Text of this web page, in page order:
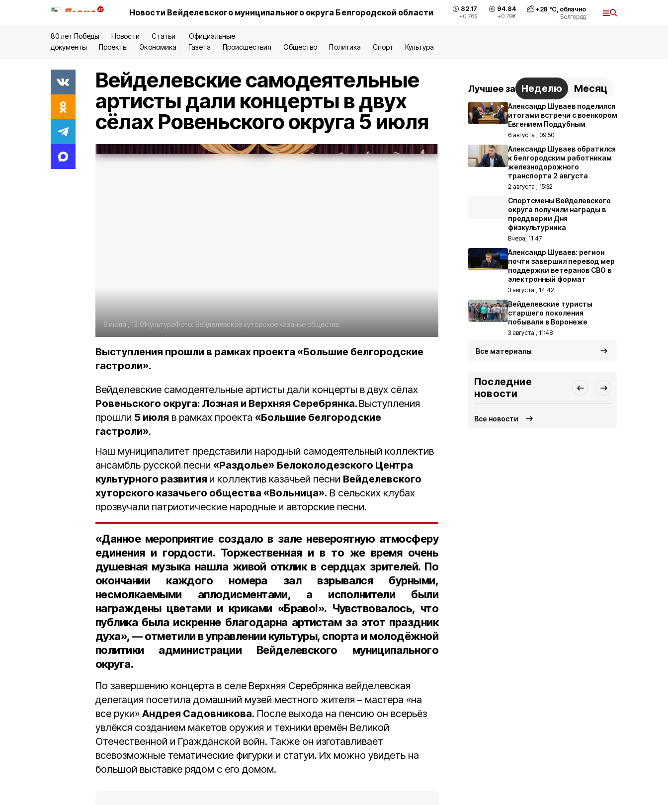
Новости Вейделевского муниципального округа Белгородской области 82.17
+0.76$
94.84
+0.78€
+28 °С, облачно
Белгород
80 лет Победы Новости Статьи
Официальные
документы
Проекты Экономика Газета Происшествия Общество Политика Спорт Культура
Вейделевские самодеятельные
артисты дали концерты в двух
сёлах Ровеньского округа 5 июля
6 июля , 13:01КультураФото: Вейделевское хуторское казачье общество
Выступления прошли в рамках проекта «Большие белгородские
гастроли».
Вейделевские самодеятельные артисты дали концерты в двух сёлах
Ровеньского округа: Лозная и Верхняя Серебрянка. Выступления
прошли 5 июля в рамках проекта «Большие белгородские
гастроли».
Наш муниципалитет представили народный самодеятельный коллектив
ансамбль русской песни «Раздолье» Белоколодезского Центра
культурного развития и коллектив казачьей песни Вейделевского
хуторского казачьего общества «Вольница». В сельских клубах
прозвучали патриотические народные и авторские песни.
«Данное мероприятие создало в зале невероятную атмосферу
единения и гордости. Торжественная и в то же время очень
душевная музыка нашла живой отклик в сердцах зрителей. По
окончании каждого номера зал взрывался бурными,
несмолкаемыми аплодисментами, а исполнители были
награждены цветами и криками «Браво!». Чувствовалось, что
публика была искренне благодарна артистам за этот праздник
духа», — отметили в управлении культуры, спорта и молодёжной
политики администрации Вейделевского муниципального
округа.
По завершению концерта в селе Верхняя Серебрянка вейделевская
делегация посетила домашний музей местного жителя – мастера «на
все руки» Андрея Садовникова. После выхода на пенсию он всерьёз
увлёкся созданием макетов оружия и техники времён Великой
Отечественной и Гражданской войн. Также он изготавливает
всевозможные тематические фигурки и статуи. Их можно увидеть на
большой выставке рядом с его домом.
Лучшее за Неделю Месяц
Александр Шуваев поделился
итогами встречи с военкором
Евгением Поддубным
6 августа , 09:50
Александр Шуваев обратился
к белгородским работникам
железнодорожного
транспорта 2 августа
2 августа , 15:32
Спортсмены Вейделевского
округа получили награды в
преддверии Дня
физкультурника
Вчера, 11:47
Александр Шуваев: регион
почти завершил перевод мер
поддержки ветеранов СВО в
электронный формат
3 августа , 14:42
Вейделевские туристы
старшего поколения
побывали в Воронеже
3 августа , 11:48
Все материалы
Последние
новости
Все новости